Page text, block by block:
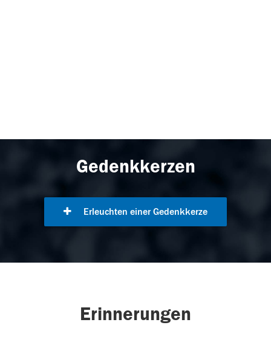
Gedenkkerzen
Erleuchten einer Gedenkkerze
Erinnerungen